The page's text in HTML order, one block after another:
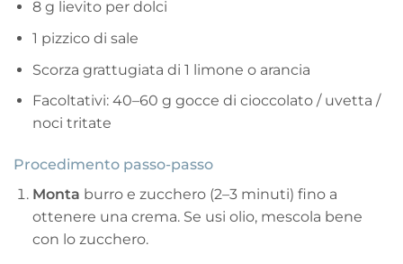
8 g lievito per dolci
1 pizzico di sale
Scorza grattugiata di 1 limone o arancia
Facoltativi: 40–60 g gocce di cioccolato / uvetta /
noci tritate
Procedimento passo-passo
Monta burro e zucchero (2–3 minuti) fino a
ottenere una crema. Se usi olio, mescola bene
con lo zucchero.